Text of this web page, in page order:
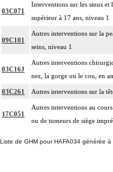
03C071
Interventions sur les sinus et
supérieur à 17 ans, niveau 1
09C101
Autres interventions sur la
seins, niveau 1
03C16J
Autres interventions
nez, la gorge ou le cou, en
03C261 Autres interventions sur la
17C051
Autres interventions au
ou de tumeurs de siège
Liste de GHM pour HAFA034 générée